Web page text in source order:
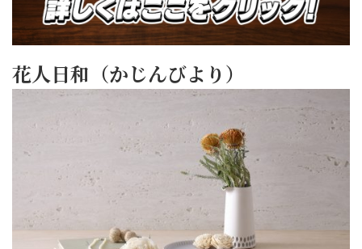
花人日和（かじんびより）